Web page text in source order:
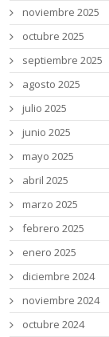
noviembre 2025
octubre 2025
septiembre 2025
agosto 2025
julio 2025
junio 2025
mayo 2025
abril 2025
marzo 2025
febrero 2025
enero 2025
diciembre 2024
noviembre 2024
octubre 2024